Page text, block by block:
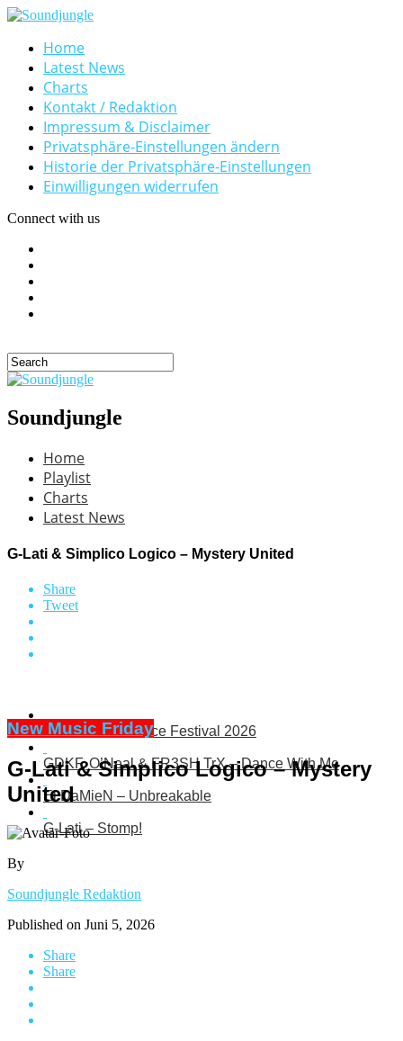
Home
Latest News
Charts
Kontakt / Redaktion
Impressum & Disclaimer
Privatsphäre-Einstellungen ändern
Historie der Privatsphäre-Einstellungen
Einwilligungen widerrufen
Connect with us
Soundjungle
Home
Playlist
Charts
Latest News
G-Lati & Simplico Logico – Mystery United
Share
Tweet
Electric Sea Dance Festival 2026
GDKF, O’Neal & FR3SH TrX – Dance With Me
El DaMieN – Unbreakable
G-Lati – Stomp!
New Music Friday
G-Lati & Simplico Logico – Mystery
United
By
Soundjungle Redaktion
Published on Juni 5, 2026
Share
Share